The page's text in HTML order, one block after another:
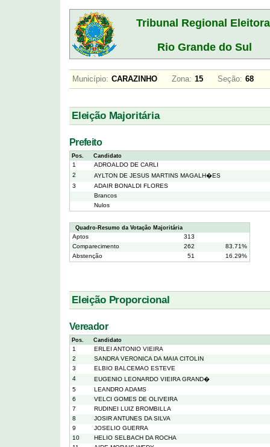
Tribunal Regional
Rio Grande do Sul
Município: CARAZINHO Zona: 15 Seção: 68
Eleição Majoritária
Prefeito
Pos. Candidato
1
ADROALDO DE CARLI
2
AYLTON DE JESUS MARTINS MAGALH�ES
3
ADAIR BONALDI FLORES
Brancos
Nulos
Quadro-Resumo da Votação Majoritária
Aptos
313
Comparecimento
262
83.71%
Abstenção
51 16.29%
Eleição Proporcional
Vereador
Pos. Candidato
1
ERLEI ANTONIO VIEIRA
2
SANDRA VERONICA DA MAIA CITOLIN
3
ELBIO BALCEMAO ESTEVE
4
EUGENIO LEONARDO VIEIRA GRAND�
5
LEANDRO ADAMS
6
VELCI GOMES DE OLIVEIRA
7
RUDINEI LUIZ BROMBILLA
8
JOSIR ANTUNES DA SILVA
9
JOSELIO GUERRA
10
HELIO SELBACH DA ROCHA